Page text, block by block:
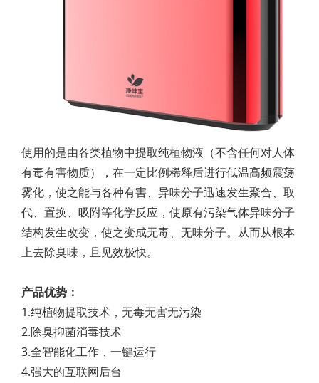
使用的是由各类植物中提取纯植物液（不含任何对人体
有毒有害物质），在一定比例稀释后进行低温高频震荡
雾化，使之能与各种有害、异味分子迅速发生聚合、取
代、置换、吸附等化学反应，使原有污染气体异味分子
结构发生改变，使之变成无毒、无味分子。从而从根本
上去除臭味，且见效极快。
产品优势：
1.纯植物提取技术，无毒无害无污染
2.除臭抑菌消毒技术
3.全智能化工作，一键运行
4.强大的互联网后台